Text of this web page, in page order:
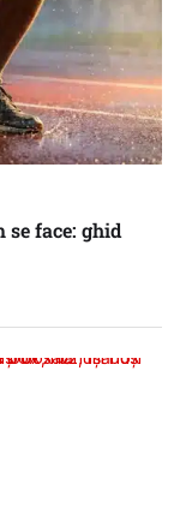
se face: ghid